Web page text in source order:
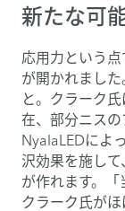
新たな可
応用力という
が開かれまし
と。クラーク
在、部分ニスの
NyalaLEDによ
沢効果を施し
が作れます。
クラーク氏が